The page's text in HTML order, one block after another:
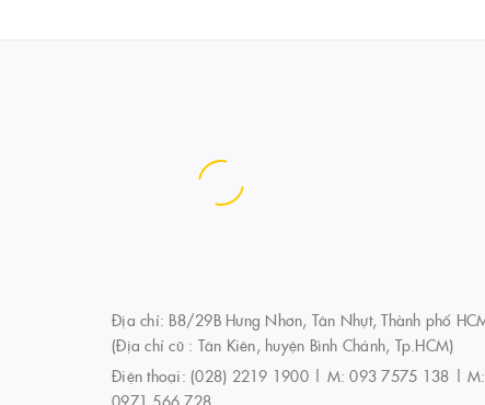
Địa chỉ: B8/29B Hưng Nhơn, Tân Nhựt, Thành phố HCM.
(Địa chỉ cũ : Tân Kiên, huyện Bình Chánh, Tp.HCM)
www.ServerLinhKien.com
Email:
hotro@ServerPart.vn
Sales@ServerPart.vn